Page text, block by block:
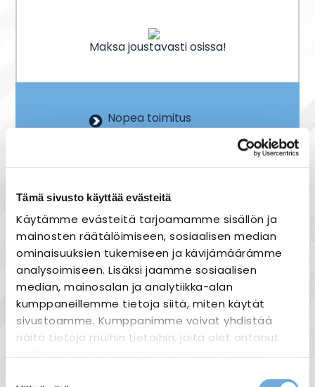
Tämä sivusto käyttää evästeitä
Käytämme evästeitä tarjoamamme sisällön ja
mainosten räätälöimiseen, sosiaalisen median
ominaisuuksien tukemiseen ja kävijämäärämme
analysoimiseen. Lisäksi jaamme sosiaalisen
median, mainosalan ja analytiikka-alan
kumppaneillemme tietoja siitä, miten käytät
sivustoamme. Kumppanimme voivat yhdistää
näitä tietoja muihin tietoihin, joita olet antanut
heille tai joita on kerätty, kun olet käyttänyt
Maksa joustavasti osissa!
Nopea toimitus
Tuotekuvaus
Charlie 3 sähköauton latausasema
Charlie-latausasema on suunniteltu ja
valmistettu Suomessa. Se on turvallinen ja
tehokas vaihtoehto hybridi- ja
täyssähköautojen lataukseen. Charlie on 1-